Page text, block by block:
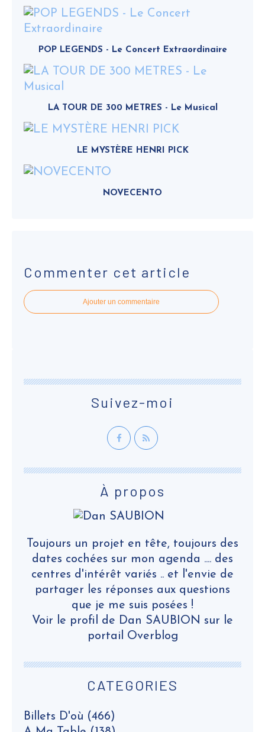
POP LEGENDS - Le Concert Extraordinaire
LA TOUR DE 300 METRES - Le Musical
LE MYSTÈRE HENRI PICK
NOVECENTO
Commenter cet article
Ajouter un commentaire
CATEGORIES
Billets D'où (466)
Suivez-moi
À propos
Toujours un projet en tête, toujours des
dates cochées sur mon agenda .... des
centres d'intérêt variés .. et l'envie de
partager les réponses aux questions
que je me suis posées !
Voir le profil de Dan SAUBION sur le
portail Overblog